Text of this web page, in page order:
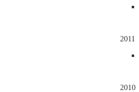
2011
2010